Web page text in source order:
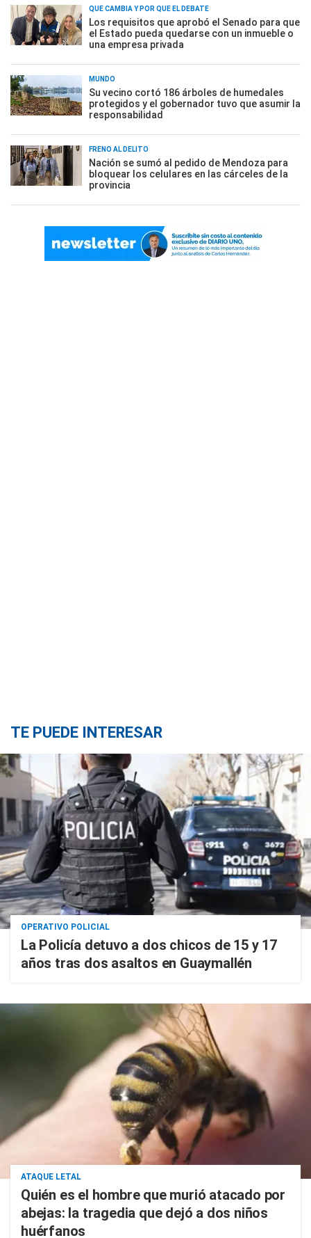
QUÉ CAMBIA Y POR QUÉ EL DEBATE
Los requisitos que aprobó el Senado para que
el Estado pueda quedarse con un inmueble o
una empresa privada
MUNDO
Su vecino cortó 186 árboles de humedales
protegidos y el gobernador tuvo que asumir la
responsabilidad
FRENO AL DELITO
Nación se sumó al pedido de Mendoza para
bloquear los celulares en las cárceles de la
provincia
TE PUEDE INTERESAR
OPERATIVO POLICIAL
La Policía detuvo a dos chicos de 15 y 17
años tras dos asaltos en Guaymallén
ATAQUE LETAL
Quién es el hombre que murió atacado por
abejas: la tragedia que dejó a dos niños
huérfanos